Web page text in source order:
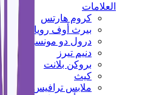
العلامات
كروم هارتس
بيرث أوف رويال تشايلد
درول دو مونسيور
دنيم تيرز
بروكن بلانت
كيث
ملابس ترافيس سكوت